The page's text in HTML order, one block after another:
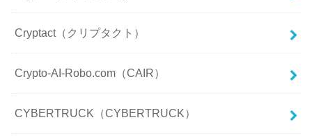
Cryptact（クリプタクト）
Crypto-AI-Robo.com（CAIR）
CYBERTRUCK（CYBERTRUCK）